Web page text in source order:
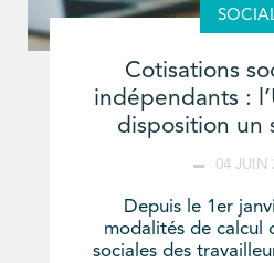
Cotisations
indépendants :
disposition un
04 JUIN
Depuis le 1er
modalités de calcul
sociales des